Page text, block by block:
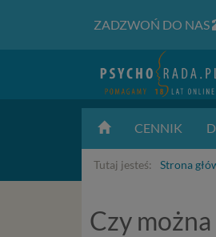
ZADZWOŃ DO NAS
CENNIK
Tutaj jesteś: Strona
Czy